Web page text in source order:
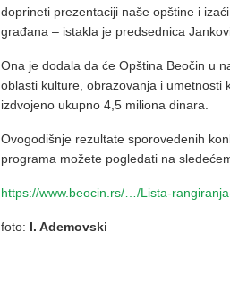
doprineti prezentaciji naše opštine i
građana – istakla je predsednica
Ona je dodala da će Opština Beočin u
oblasti kulture, obrazovanja i umetnosti
izdvojeno ukupno 4,5 miliona dinara.
Ovogodišnje rezultate sporovedenih
programa možete pogledati na
https://www.beocin.rs/…/Lista-
foto: I. Ademovski